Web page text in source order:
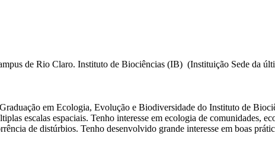
de Rio Claro. Instituto de Biociências (IB) (Instituição Sede da
em Ecologia, Evolução e Biodiversidade do Instituto de
escalas espaciais. Tenho interesse em ecologia de comunidades,
de distúrbios. Tenho desenvolvido grande interesse em boas